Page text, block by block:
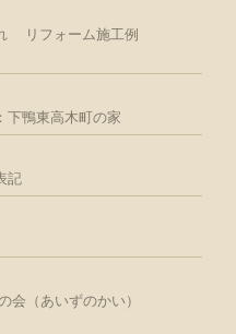
リフォーム施工例
下鴨東高木町の家
記
の会（あいずのかい）